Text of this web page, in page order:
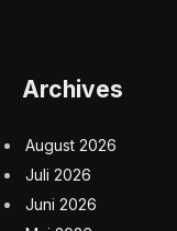
Archives
August 2026
Juli 2026
Juni 2026